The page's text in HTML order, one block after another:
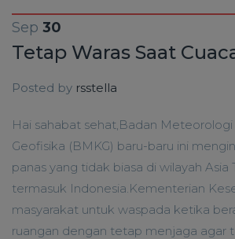
Sep 30
Tetap Waras Saat
Posted by rsstella
Hai sahabat sehat,Badan
Geofisika (BMKG) baru-baru ini
panas yang tidak biasa di wilayah Asia
termasuk Indonesia.Kementerian
masyarakat untuk waspada ketika
ruangan dengan tetap menjaga agar